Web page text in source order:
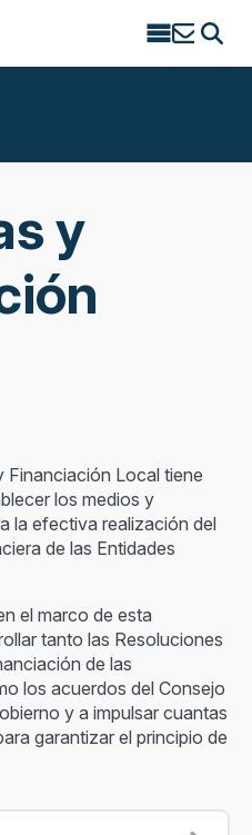
Search
y
Financiación Local tiene
los medios y
la efectiva realización del
de las Entidades
el marco de esta
tanto las Resoluciones
de las
los acuerdos del Consejo
y a impulsar cuantas
garantizar el principio de